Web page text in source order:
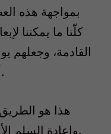
بمواجهة هذه
كلّنا ما يمكننا
القادمة، وجعلهم
أيديهم من جرائم ضدّ الإنسانيّة.
هذا هو
وإعادة السلم الأهليّ لوطننا ولعودتنا جميعًا إليه.